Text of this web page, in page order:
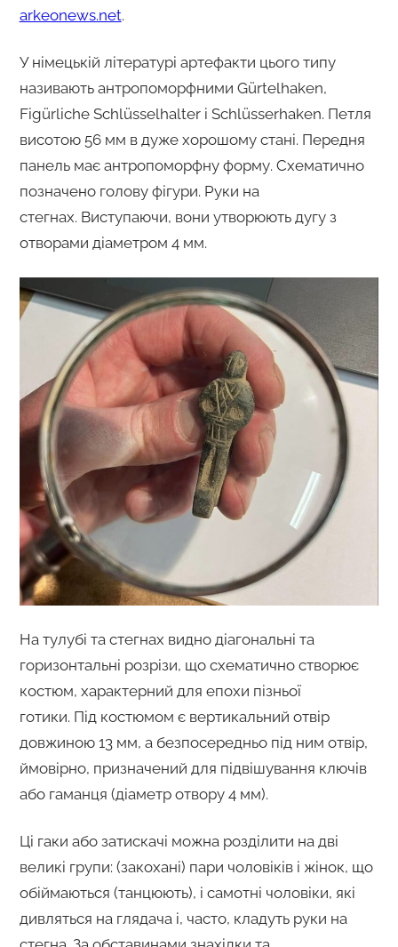
arkeonews.net.
У німецькій літературі артефакти цього типу
називають антропоморфними Gürtelhaken,
Figürliche Schlüsselhalter і Schlüsserhaken. Петля
висотою 56 мм в дуже хорошому стані. Передня
панель має антропоморфну ​​форму. Схематично
позначено голову фігури. Руки на
стегнах. Виступаючи, вони утворюють дугу з
отворами діаметром 4 мм.
На тулубі та стегнах видно діагональні та
горизонтальні розрізи, що схематично створює
костюм, характерний для епохи пізньої
готики. Під костюмом є вертикальний отвір
довжиною 13 мм, а безпосередньо під ним отвір,
ймовірно, призначений для підвішування ключів
або гаманця (діаметр отвору 4 мм).
Ці гаки або затискачі можна розділити на дві
великі групи: (закохані) пари чоловіків і жінок, що
обіймаються (танцюють), і самотні чоловіки, які
дивляться на глядача і, часто, кладуть руки на